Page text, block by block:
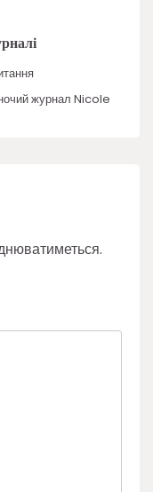
журнал Nicole